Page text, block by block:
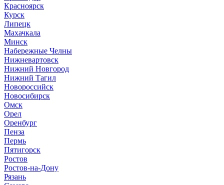
Красноярск
Курск
Липецк
Махачкала
Минск
Набережные Челны
Нижневартовск
Нижний Новгород
Нижний Тагил
Новороссийск
Новосибирск
Омск
Орел
Оренбург
Пенза
Пермь
Пятигорск
Ростов
Ростов-на-Дону
Рязань